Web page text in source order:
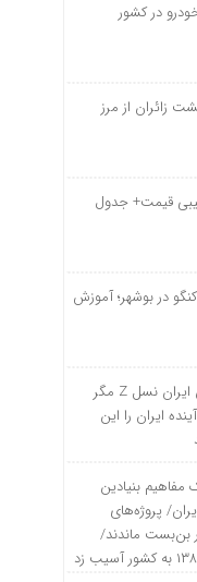
زائران از مرز
قیمت+ جدول
در بوشهر؛ آموزش
سیلیکن ولیِ تهران؛ این ایران نسل Z مگر
ایران را این
مفاهیم بنیادین
پروژه‌های
ماندند/